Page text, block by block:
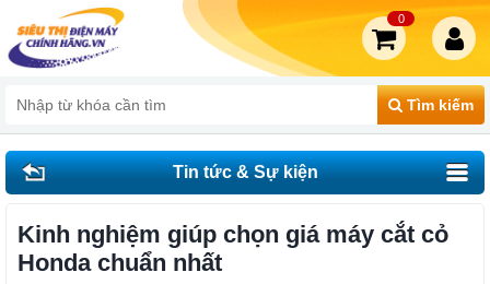
Tìm kiếm
0
Tin tức & Sự kiện
Kinh nghiệm giúp chọn giá máy cắt cỏ
Honda chuẩn nhất